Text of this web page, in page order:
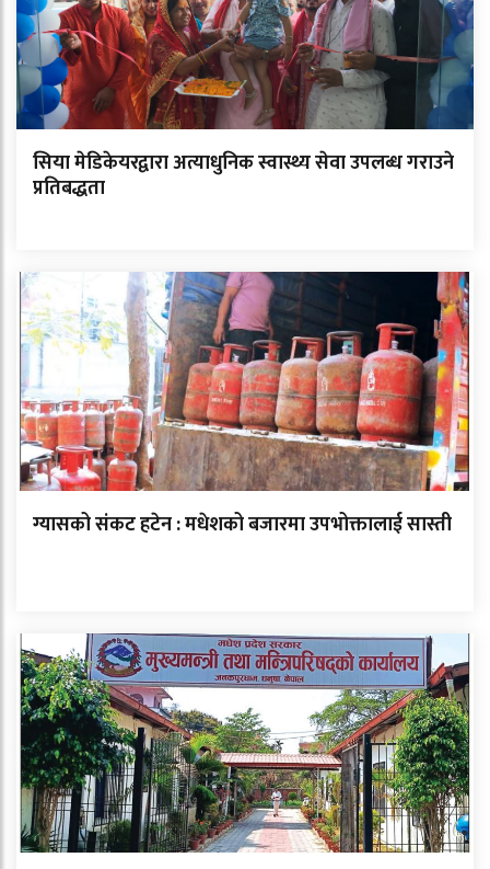
सिया मेडिकेयरद्वारा अत्याधुनिक स्वास्थ्य सेवा उपलब्ध गराउने
प्रतिबद्धता
ग्यासको संकट हटेन : मधेशको बजारमा उपभोक्तालाई सास्ती